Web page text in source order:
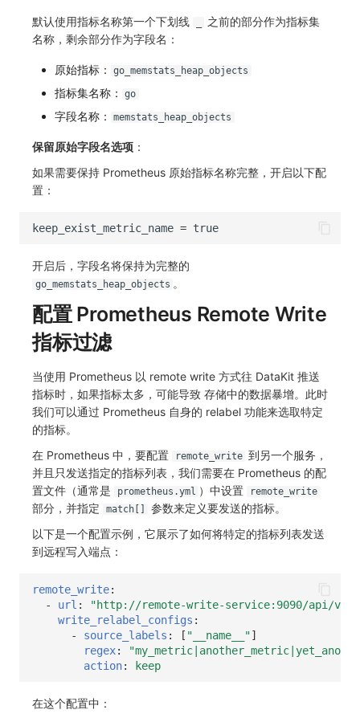
默认使用指标名称第一个下划线
之前的部分作为指标集
名称，剩余部分作为字段名：
原始指标： go_memstats_heap_objects
指标集名称： go
字段名称： memstats_heap_objects
保留原始字段名选项 ：
如果需要保持 Prometheus 原始指标名称完整，开启以下配
置：
keep_exist_metric_name = true
开启后，字段名将保持为完整的
go_memstats_heap_objects 。
配置 Prometheus Remote Write
指标过滤
当使用 Prometheus 以 remote write 方式往 DataKit 推送
指标时，如果指标太多，可能导致 存储中的数据暴增。此时
我们可以通过 Prometheus 自身的 relabel 功能来选取特定
的指标。
在 Prometheus 中，要配置
remote_write 到另一个服务，
并且只发送指定的指标列表，我们需要在 Prometheus 的配
置文件（通常是
prometheus.yml ）中设置 remote_write
部分，并指定 match[]
参数来定义要发送的指标。
以下是一个配置示例，它展示了如何将特定的指标列表发送
到远程写入端点：
remote_write:
-
url :
"http://remote-write-service:9090/api/v1/
write_relabel_configs :
-
source_labels : [ "__name__"]
regex:
action: keep
在这个配置中：